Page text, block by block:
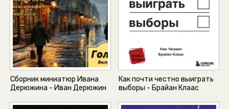
Сборник миниатюр Ивана
Дерюжина - Иван Дерюжин
Как почти честно выиграть
выборы - Брайан Клаас